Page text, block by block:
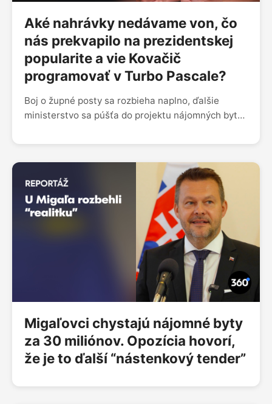
Aké nahrávky nedávame von, čo
nás prekvapilo na prezidentskej
popularite a vie Kovačič
programovať v Turbo Pascale?
Boj o župné posty sa rozbieha naplno, ďalšie
ministerstvo sa púšťa do projektu nájomných bytov
Týždeň je takmer za nami a my vás vítame pri
kolegiálne rozprávať o tom, čo sme zažili vo svete
politiky a káuz a ako nad tým premýšľame. Dnes je
tu so mnou Barbora Šišoláková a Michal Kovačič.
Migaľovci chystajú nájomné byty
za 30 miliónov. Opozícia hovorí,
že je to ďalší “nástenkový tender”